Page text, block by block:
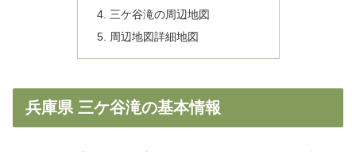
三ケ谷滝の周辺地図
周辺地図詳細地図
兵庫県 三ケ谷滝の基本情報